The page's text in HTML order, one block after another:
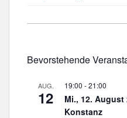
Bevorstehende
AUG.
12
19:00 -21:00
Mi., 12.
Konstanz